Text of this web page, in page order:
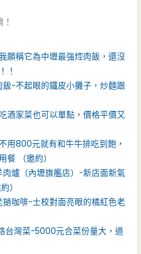
願稱它為中壢最強焢肉飯，還沒
！
-不起眼的鐵皮小攤子，炒麵跟
酒家菜也可以單點，價格平價又
用800元就有和牛牛排吃到飽，
餐 （邀約）
爐（內壢旗艦店）-新店面新氣
）
咖啡-士校對面亮眼的橘紅色老
台灣菜-5000元合菜份量大，道